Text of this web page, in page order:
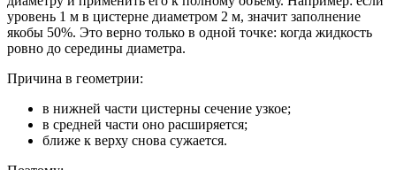
уровень 1 м в цистерне диаметром 2 м, значит заполнение
якобы 50%. Это верно только в одной точке: когда жидкость
ровно до середины диаметра.
Причина в геометрии:
в нижней части цистерны сечение узкое;
в средней части оно расширяется;
ближе к верху снова сужается.